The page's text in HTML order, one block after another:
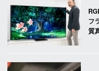
フ
質